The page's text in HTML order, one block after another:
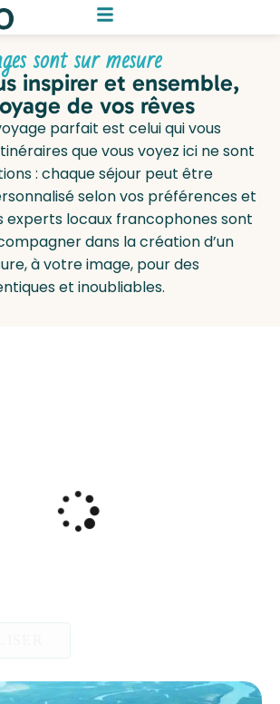
sont sur mesure
inspirer et ensemble,
de vos rêves
parfait est celui qui vous
que vous voyez ici ne sont
: chaque séjour peut être
selon vos préférences et
experts locaux francophones sont
dans la création d’un
à votre image, pour des
et inoubliables.